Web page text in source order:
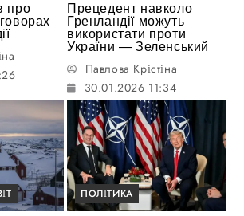
про
Прецедент навколо
Гренландії можуть
використати проти
України — Зеленський
Павлова Крістіна
30.01.2026 11:34
ПОЛІТИКА